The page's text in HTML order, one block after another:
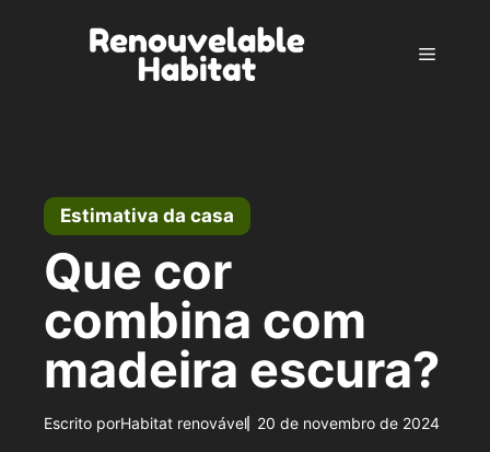
Menu
Estimativa da casa
Que cor
combina com
madeira escura?
Escrito porHabitat renovável 20 de novembro de 2024